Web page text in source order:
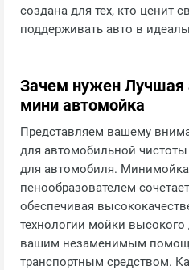
создана для тех, кто ценит
поддерживать авто в
Зачем нужен Лучшая
мини автомойка
Представляем вашему
для автомобильной
для автомобиля.
пенообразователем
обеспечивая
технологии мойки высокого
вашим незаменимым
транспортным средством.